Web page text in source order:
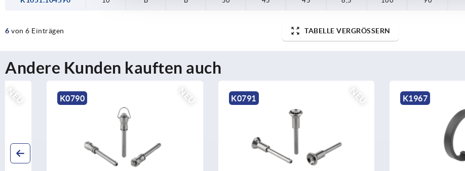
6 von 6 Einträgen TABELLE VERGRÖSSERN
Andere Kunden kauften auch
K0790 K0791 K1967